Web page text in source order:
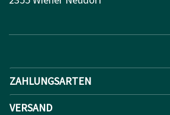
ZAHLUNGSARTEN
VERSAND